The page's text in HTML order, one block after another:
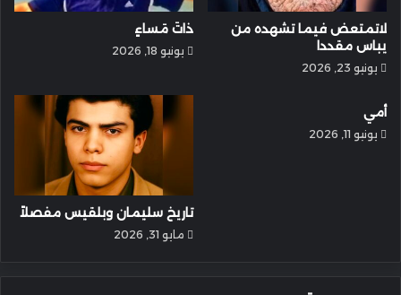
لاتمتعض فيما تشهده من
يباس مقددا
يونيو 23, 2026
ذاتَ مَساءٍ
يونيو 18, 2026
أمي
يونيو 11, 2026
تاريخ سليمان وبلقيس مفصلاً
مايو 31, 2026